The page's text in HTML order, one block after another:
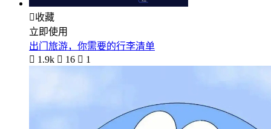
收藏
立即使用
出门旅游，你需要的行李清单
 1.9k  16  1